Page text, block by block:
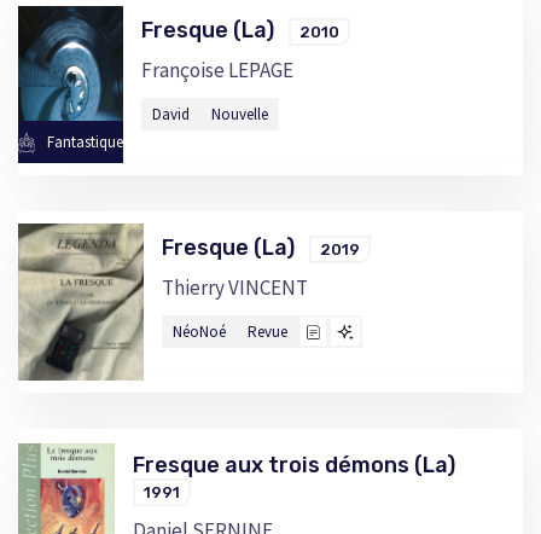
Fantastique
Fresque (La) 2010
Françoise LEPAGE
David Nouvelle
Fresque (La) 2019
Thierry VINCENT
NéoNoé Revue
Fresque aux trois démons (La)
1991